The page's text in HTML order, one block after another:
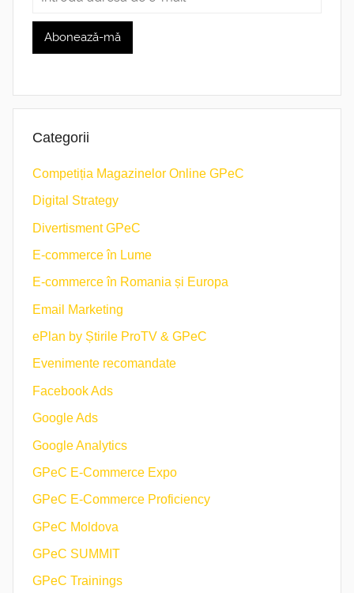
Categorii
Competiția Magazinelor Online GPeC
Digital Strategy
Divertisment GPeC
E-commerce în Lume
E-commerce în Romania și Europa
Email Marketing
ePlan by Știrile ProTV & GPeC
Evenimente recomandate
Facebook Ads
Google Ads
Google Analytics
GPeC E-Commerce Expo
GPeC E-Commerce Proficiency
GPeC Moldova
GPeC SUMMIT
GPeC Trainings